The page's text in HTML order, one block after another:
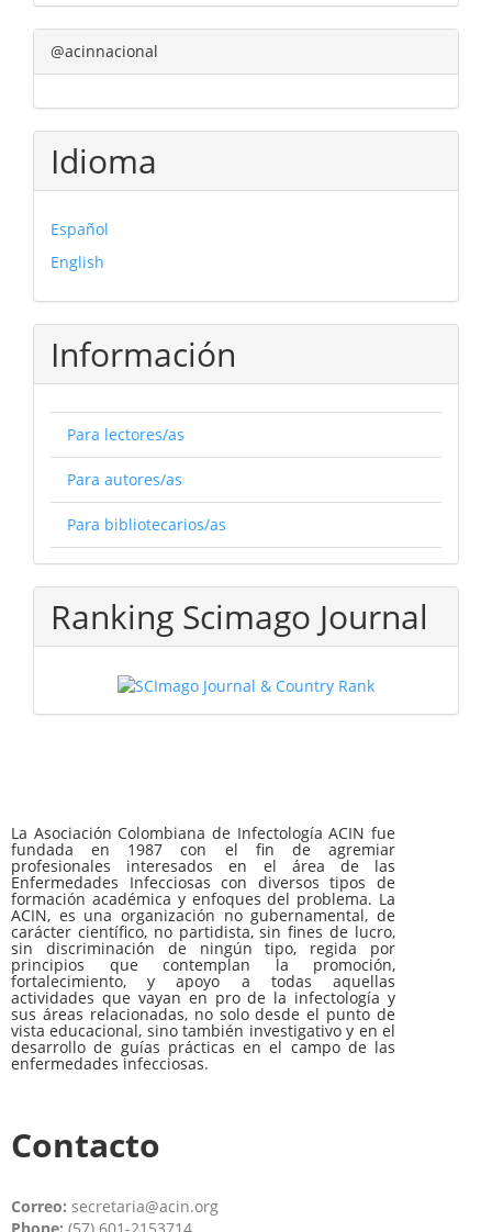
@acinnacional
Idioma
Español
English
Información
Para lectores/as
Para autores/as
Para bibliotecarios/as
Ranking Scimago Journal
La Asociación Colombiana de Infectología ACIN fue
fundada en 1987 con el fin de agremiar
profesionales interesados en el área de las
Enfermedades Infecciosas con diversos tipos de
formación académica y enfoques del problema. La
ACIN, es una organización no gubernamental, de
carácter científico, no partidista, sin fines de lucro,
sin discriminación de ningún tipo, regida por
principios que contemplan la promoción,
fortalecimiento, y apoyo a todas aquellas
actividades que vayan en pro de la infectología y
sus áreas relacionadas, no solo desde el punto de
vista educacional, sino también investigativo y en el
desarrollo de guías prácticas en el campo de las
enfermedades infecciosas.
Contacto
Correo: secretaria@acin.org